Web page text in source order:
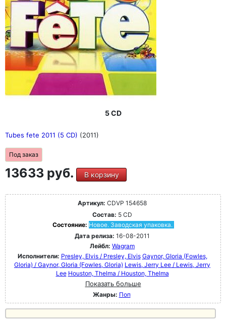
5 CD
Tubes fete 2011 (5 CD) (2011)
Под заказ
13633 руб. В корзину
Артикул: CDVP 154658
Состав: 5 CD
Состояние: Новое. Заводская упаковка.
Дата релиза: 16-08-2011
Лейбл: Wagram
Исполнители: Presley, Elvis / Presley, Elvis Gaynor, GIoria (Fowles,
Gloria) / Gaynor, GIoria (Fowles, Gloria) Lewis, Jerry Lee / Lewis, Jerry
Lee Houston, Thelma / Houston, Thelma
Показать больше
Жанры: Поп